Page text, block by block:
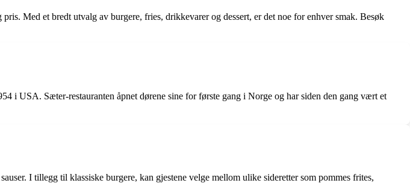
Med et bredt utvalg av burgere, fries, drikkevarer og dessert, er det noe for enhver smak. Besøk
i USA. Sæter-restauranten åpnet dørene sine for første gang i Norge og har siden den gang vært et
I tillegg til klassiske burgere, kan gjestene velge mellom ulike sideretter som pommes frites,